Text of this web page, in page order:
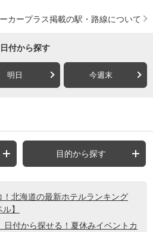
カープラス掲載の駅・路線について
日付から探す
明日 今週末
目的から探す
！北海道の最新ホテルランキング
】
日付から探せる！夏休みイベントカ